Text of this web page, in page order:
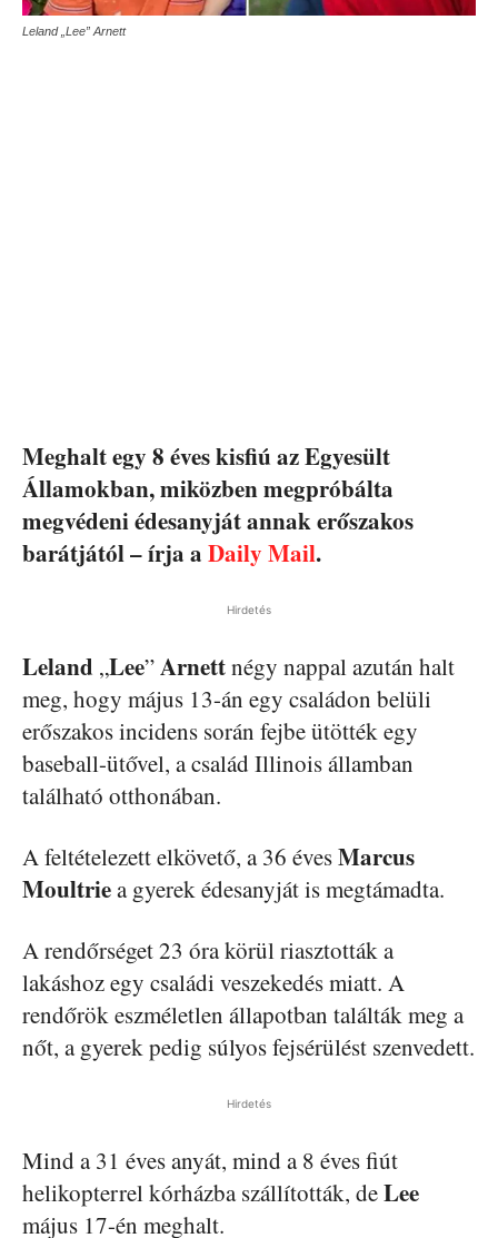
Leland „Lee” Arnett
Meghalt egy 8 éves kisfiú az Egyesült
Államokban, miközben megpróbálta
megvédeni édesanyját annak erőszakos
barátjától – írja a Daily Mail.
Hirdetés
Leland „Lee”Arnettnégy nappal azután halt
meg, hogy május 13-án egy családon belüli
erőszakos incidens során fejbe ütötték egy
baseball-ütővel, a család Illinois államban
található otthonában.
A feltételezett elkövető, a 36 évesMarcus
Moultriea gyerek édesanyját is megtámadta.
A rendőrséget 23 óra körül riasztották a
lakáshoz egy családi veszekedés miatt. A
rendőrök eszméletlen állapotban találták meg a
nőt, a gyerek pedig súlyos fejsérülést szenvedett.
Hirdetés
Mind a 31 éves anyát, mind a 8 éves fiút
helikopterrel kórházba szállították, deLee
május 17-én meghalt.